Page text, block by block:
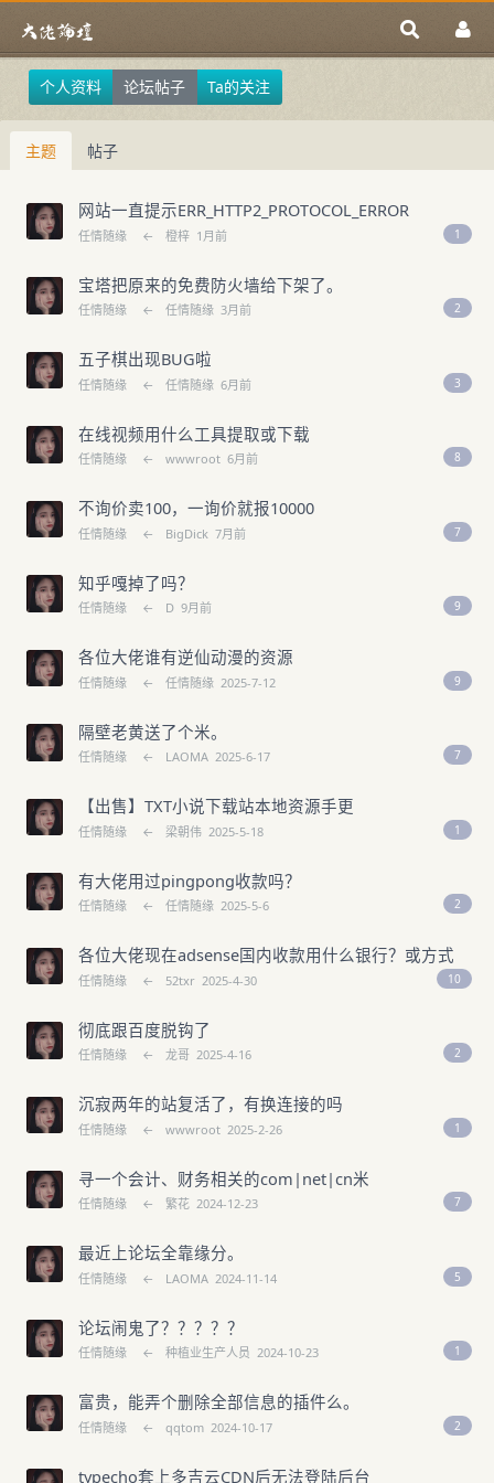
个人资料 论坛帖子 Ta的关注
主题 帖子
网站一直提示ERR_HTTP2_PROTOCOL_ERROR
任情随缘 ← 橙梓 1月前 1
宝塔把原来的免费防火墙给下架了。
任情随缘 ← 任情随缘 3月前 2
五子棋出现BUG啦
任情随缘 ← 任情随缘 6月前 3
在线视频用什么工具提取或下载
任情随缘 ← wwwroot 6月前 8
不询价卖100，一询价就报10000
任情随缘 ← BigDick 7月前 7
知乎嘎掉了吗？
任情随缘 ← D 9月前 9
各位大佬谁有逆仙动漫的资源
任情随缘 ← 任情随缘 2025-7-12 9
隔壁老黄送了个米。
任情随缘 ← LAOMA 2025-6-17 7
【出售】TXT小说下载站本地资源手更
任情随缘 ← 梁朝伟 2025-5-18 1
有大佬用过pingpong收款吗？
任情随缘 ← 任情随缘 2025-5-6 2
各位大佬现在adsense国内收款用什么银行？或方式
任情随缘 ← 52txr 2025-4-30 10
彻底跟百度脱钩了
任情随缘 ← 龙哥 2025-4-16 2
沉寂两年的站复活了，有换连接的吗
任情随缘 ← wwwroot 2025-2-26 1
寻一个会计、财务相关的com|net|cn米
任情随缘 ← 繁花 2024-12-23 7
最近上论坛全靠缘分。
任情随缘 ← LAOMA 2024-11-14 5
论坛闹鬼了？？？？？
任情随缘 ← 种植业生产人员 2024-10-23 1
富贵，能弄个删除全部信息的插件么。
任情随缘 ← qqtom 2024-10-17 2
typecho套上多吉云CDN后无法登陆后台